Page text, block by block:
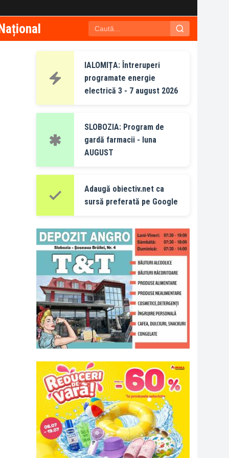
IALOMIȚA: Întreruperi
programate energie
electrică 3 - 7 august 2026
SLOBOZIA: Program de
gardă farmacii - luna
AUGUST
Adaugă obiectiv.net ca
sursă preferată pe Google